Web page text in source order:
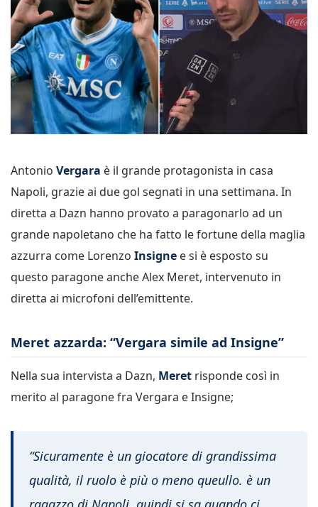
Antonio Vergara è il grande protagonista in casa
Napoli, grazie ai due gol segnati in una settimana. In
diretta a Dazn hanno provato a paragonarlo ad un
grande napoletano che ha fatto le fortune della maglia
azzurra come Lorenzo Insigne e si è esposto su
questo paragone anche Alex Meret, intervenuto in
diretta ai microfoni dell’emittente.
Meret azzarda: “Vergara simile ad Insigne”
Nella sua intervista a Dazn, Meret risponde così in
merito al paragone fra Vergara e Insigne;
“Sicuramente è un giocatore di grandissima
qualità, il ruolo è più o meno queullo. è un